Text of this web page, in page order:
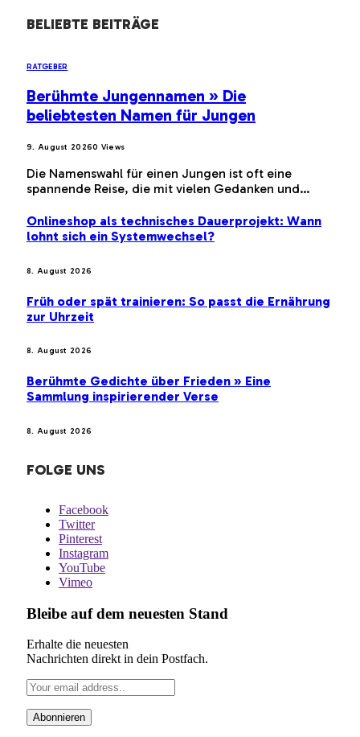
BELIEBTE BEITRÄGE
RATGEBER
Berühmte Jungennamen » Die
beliebtesten Namen für Jungen
9. August 20260 Views
Die Namenswahl für einen Jungen ist oft eine
spannende Reise, die mit vielen Gedanken und…
Onlineshop als technisches Dauerprojekt: Wann
lohnt sich ein Systemwechsel?
8. August 2026
Früh oder spät trainieren: So passt die Ernährung
zur Uhrzeit
8. August 2026
Berühmte Gedichte über Frieden » Eine
Sammlung inspirierender Verse
8. August 2026
FOLGE UNS
Facebook
Twitter
Pinterest
Instagram
YouTube
Vimeo
Bleibe auf dem neuesten Stand
Erhalte die neuesten
Nachrichten direkt in dein Postfach.